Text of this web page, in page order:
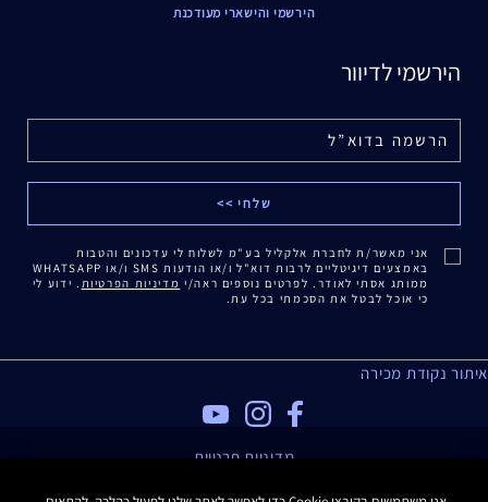
הירשמי והישארי מעודכנת
הירשמי לדיוור
אני מאשר/ת לחברת אלקליל בע"מ לשלוח לי עדכונים והטבות
באמצעים דיגיטליים לרבות דוא"ל ו/או הודעות SMS ו/או WHATSAPP
ממותג אסתי לאודר. לפרטים נוספים ראה/י מדיניות הפרטיות
. ידוע לי
כי אוכל לבטל את הסכמתי בכל עת.
איתור נקודת מכירה
מדיניות פרטיות